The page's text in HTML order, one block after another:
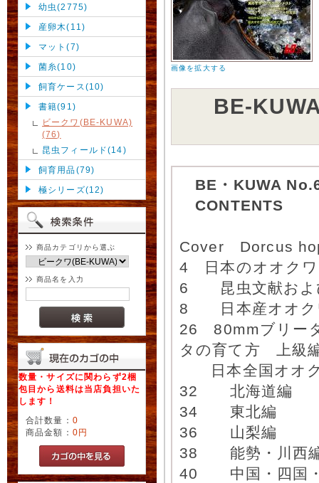
幼虫(2775)
産卵木(11)
マット(7)
菌糸(10)
飼育ケース(10)
書籍(91)
ビークワ(BE-KUWA)
(76)
昆虫フィールド(14)
飼育用品(79)
極シリーズ(12)
商品カテゴリから選ぶ
商品名を入力
数量・サイズに関わらず2梱
包目から送料は当店負担いた
します！
合計数量： 0
商品金額： 0円
画像を拡大する
BE-
BE・KUWA
CONTENTS
Cover Dorcus
4 日本のオオク
6 昆虫文献およ
8 日本産オオク
26 80mmブリー
タの育て方 上級
日本全国オオ
32 北海道編
34 東北編
36 山梨編
38 能勢・川西
40 中国・四国